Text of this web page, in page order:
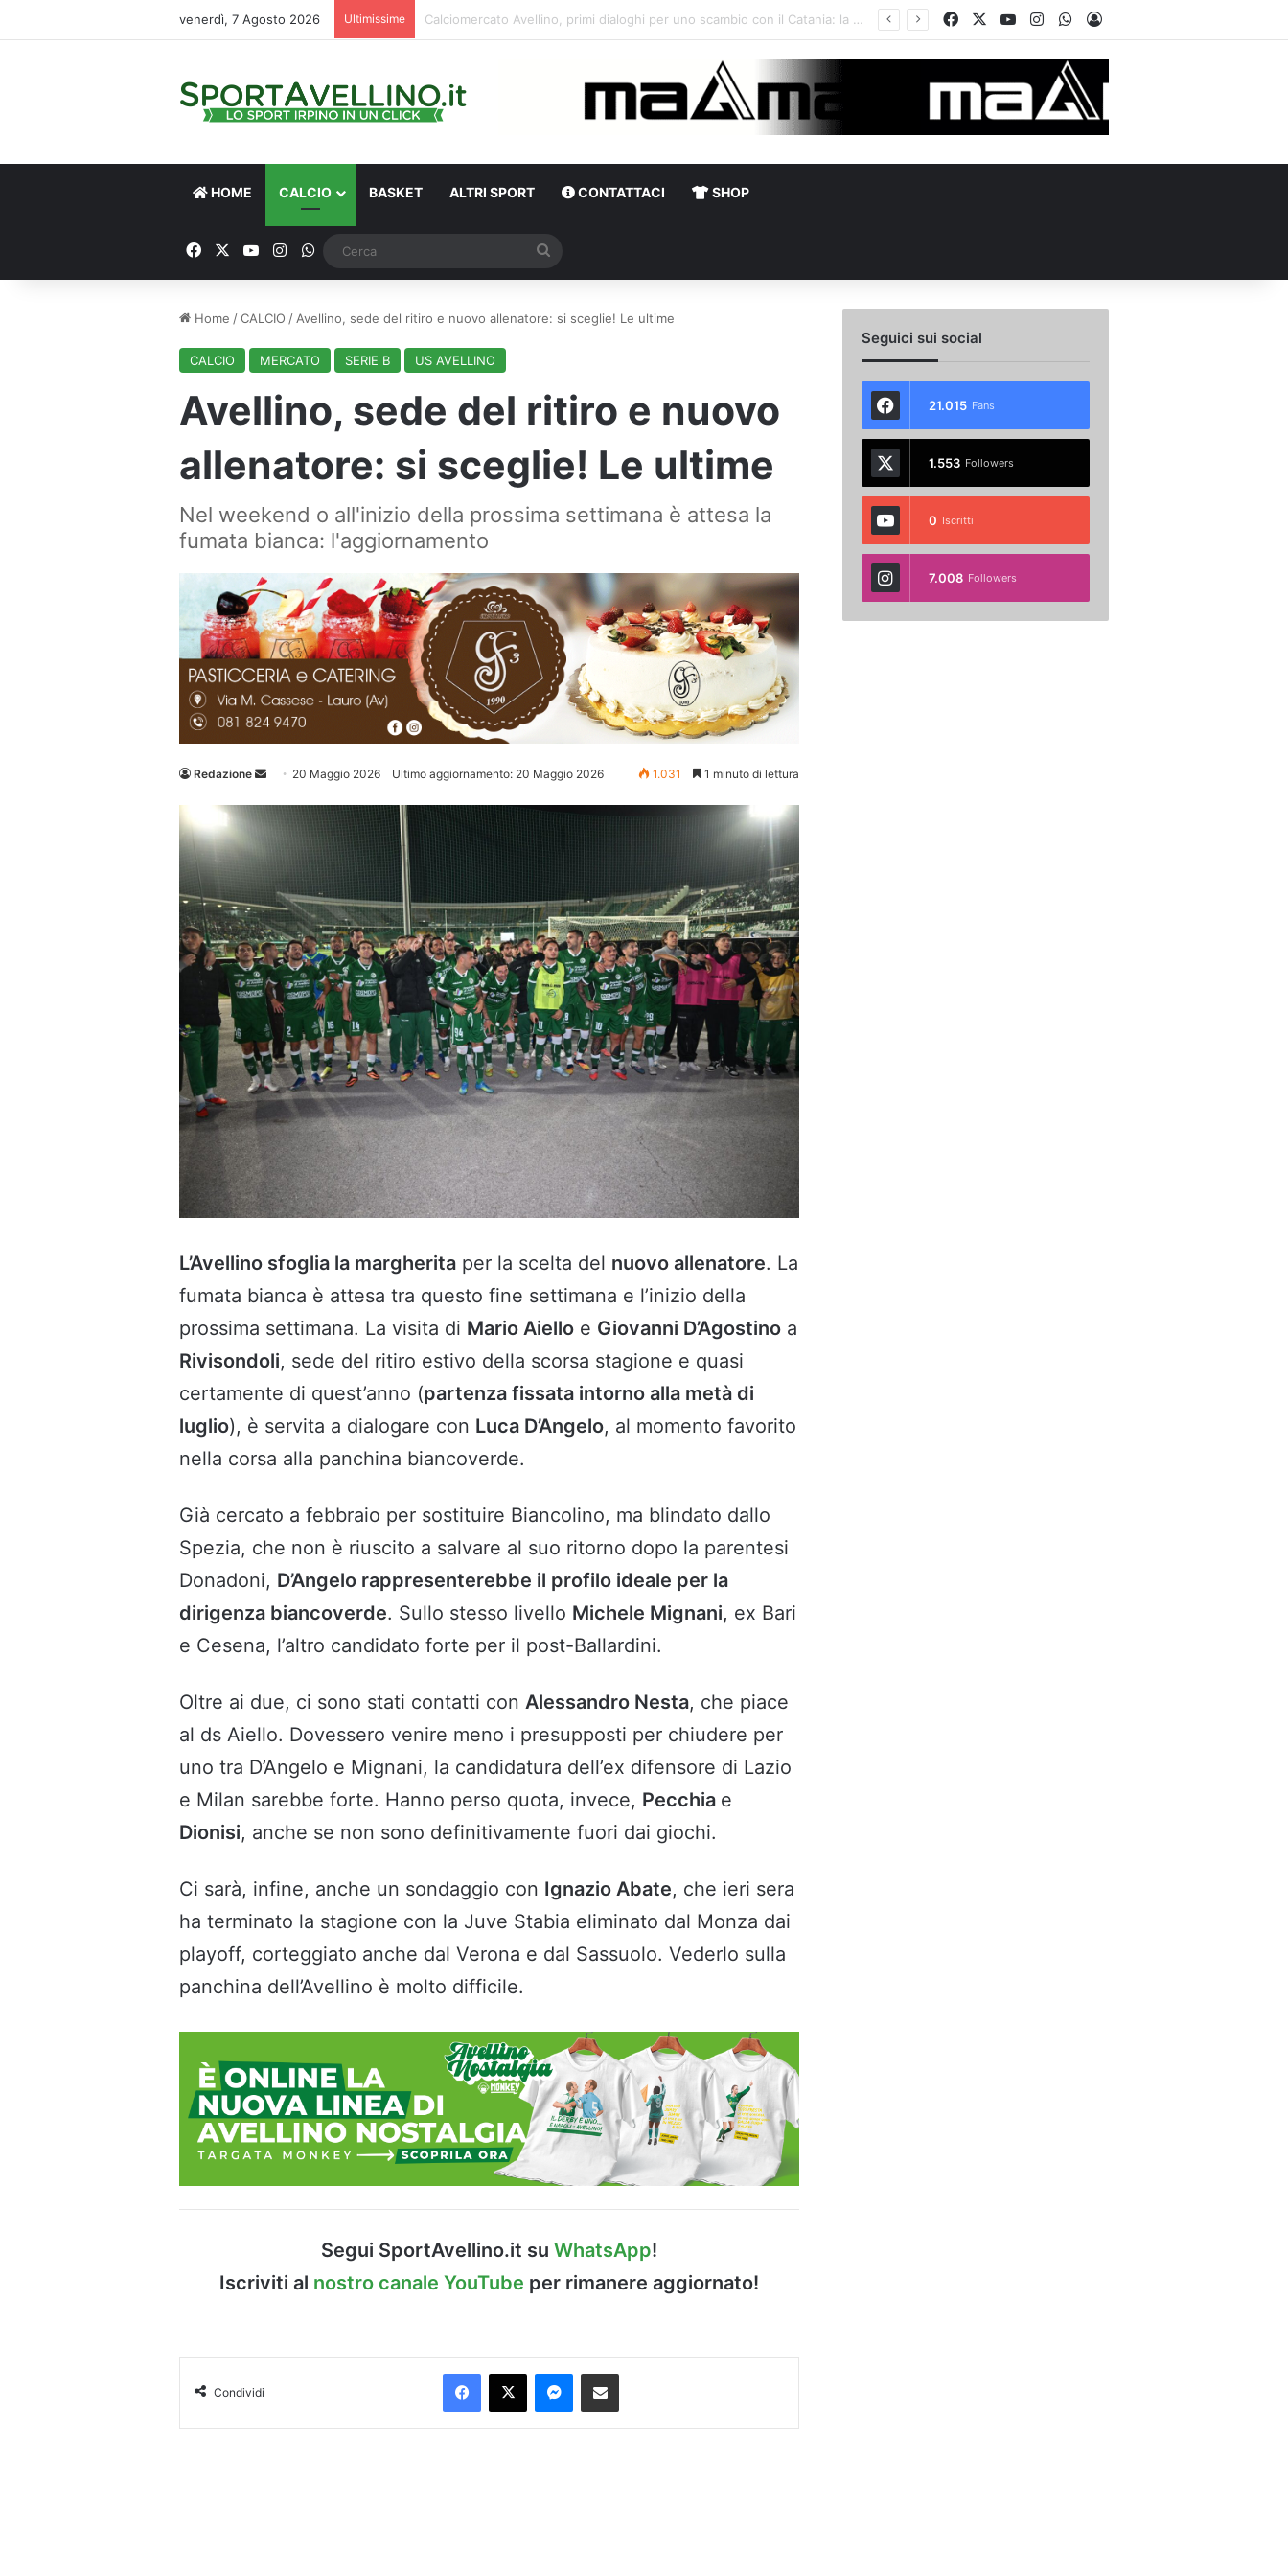
venerdì, 7 Agosto 2026 Ultimissime Verso Monza‑Avellino: al via la vendita dei biglietti per il settore ospiti FacebookYou TubeInstagramWhatsApp
Accedi
HOME CALCIO BASKET ALTRI SPORT CONTATTACI SHOP
FacebookYou TubeInstagram
WhatsApp
Home /CALCIO / Avellino, sede del ritiro e nuovo allenatore: si sceglie! Le ultime
CALCIO MERCATO SERIE B US AVELLINO
Avellino, sede del ritiro e nuovo
allenatore: si sceglie! Le ultime
Nel weekend o all'inizio della prossima settimana è attesa la
fumata bianca: l'aggiornamento
Redazione
Invia 20 Maggio 2026 Ultimo aggiornamento: 20 Maggio 2026 1.031 1 minuto di lettura
L’Avellino sfoglia la margherita per la scelta del nuovo allenatore. La
fumata bianca è attesa tra questo fine settimana e l’inizio della
prossima settimana. La visita di Mario Aiello e Giovanni D’Agostino a
Rivisondoli, sede del ritiro estivo della scorsa stagione e quasi
certamente di quest’anno (partenza fissata intorno alla metà di
luglio), è servita a dialogare con Luca D’Angelo, al momento favorito
nella corsa alla panchina biancoverde.
Già cercato a febbraio per sostituire Biancolino, ma blindato dallo
Spezia, che non è riuscito a salvare al suo ritorno dopo la parentesi
Donadoni, D’Angelo rappresenterebbe il profilo ideale per la
dirigenza biancoverde. Sullo stesso livello Michele Mignani, ex Bari
e Cesena, l’altro candidato forte per il post-Ballardini.
Oltre ai due, ci sono stati contatti con Alessandro Nesta, che piace
al ds Aiello. Dovessero venire meno i presupposti per chiudere per
uno tra D’Angelo e Mignani, la candidatura dell’ex difensore di Lazio
e Milan sarebbe forte. Hanno perso quota, invece, Pecchia e
Dionisi, anche se non sono definitivamente fuori dai giochi.
Ci sarà, infine, anche un sondaggio con Ignazio Abate, che ieri sera
ha terminato la stagione con la Juve Stabia eliminato dal Monza dai
playoff, corteggiato anche dal Verona e dal Sassuolo. Vederlo sulla
panchina dell’Avellino è molto difficile.
Segui SportAvellino.it su WhatsApp!
Iscriviti al nostro canale YouTube per rimanere aggiornato!
Condividi
Facebook
X Messenger
Condividi via Email
Seguici sui social
21.015 Fans
1.553 Followers
0 Iscritti
7.008 Followers